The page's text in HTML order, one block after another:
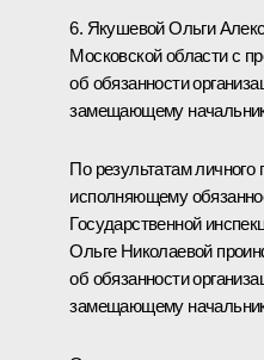
6. Якушевой Ольги
Московской области с
об обязанности
замещающему
По результатам
исполняющему
Государственной
Ольге Николаевой
об обязанности
замещающему